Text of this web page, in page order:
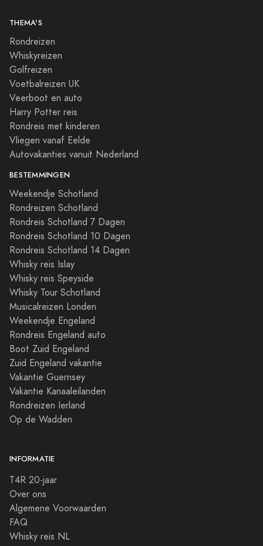
THEMA'S
Rondreizen
Whiskyreizen
Golfreizen
Voetbalreizen UK
Veerboot en auto
Harry Potter reis
Rondreis met kinderen
Vliegen vanaf Eelde
Autovakanties vanuit Nederland
BESTEMMINGEN
Weekendje Schotland
Rondreizen Schotland
Rondreis Schotland 7 Dagen
Rondreis Schotland 10 Dagen
Rondreis Schotland 14 Dagen
Whisky reis Islay
Whisky reis Speyside
Whisky Tour Schotland
Musicalreizen Londen
Weekendje Engeland
Rondreis Engeland auto
Boot Zuid Engeland
Zuid Engeland vakantie
Vakantie Guernsey
Vakantie Kanaaleilanden
Rondreizen Ierland
Op de Wadden
INFORMATIE
T4R 20-jaar
Over ons
Algemene Voorwaarden
FAQ
Whisky reis NL